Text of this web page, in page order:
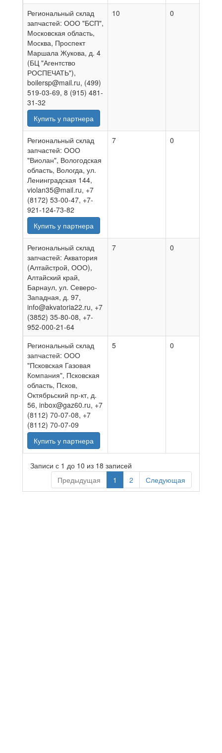
Региональный склад
запчастей: ООО "БСП",
Московская область,
Москва, Проспект
Маршала Жукова, д. 4
(БЦ "Агентство
РОСПЕЧАТЬ"),
boilersp@mail.ru, (499)
519-03-69, 8 (915) 481-
31-32
Купить у партнера
10 0
Региональный склад
запчастей: ООО
"Виолан", Вологодская
область, Вологда, ул.
Ленинградская 144,
violan35@mail.ru, +7
(8172) 53-00-47, +7-
921-124-73-82
Купить у партнера
7 0
Региональный склад
запчастей: Акватория
(Алтайстрой, ООО),
Алтайский край,
Барнаул, ул. Северо-
Западная, д. 97,
info@akvatoria22.ru, +7
(3852) 35-80-08, +7-
952-000-21-64
7 0
Региональный склад
запчастей: ООО
"Псковская Газовая
Компания", Псковская
область, Псков,
Октябрьский пр-кт, д.
56, inbox@gaz60.ru, +7
(8112) 70-07-08, +7
(8112) 70-07-09
Купить у партнера
5 0
Записи с 1 до 10 из 18 записей
Предыдущая
1 2 Следующая